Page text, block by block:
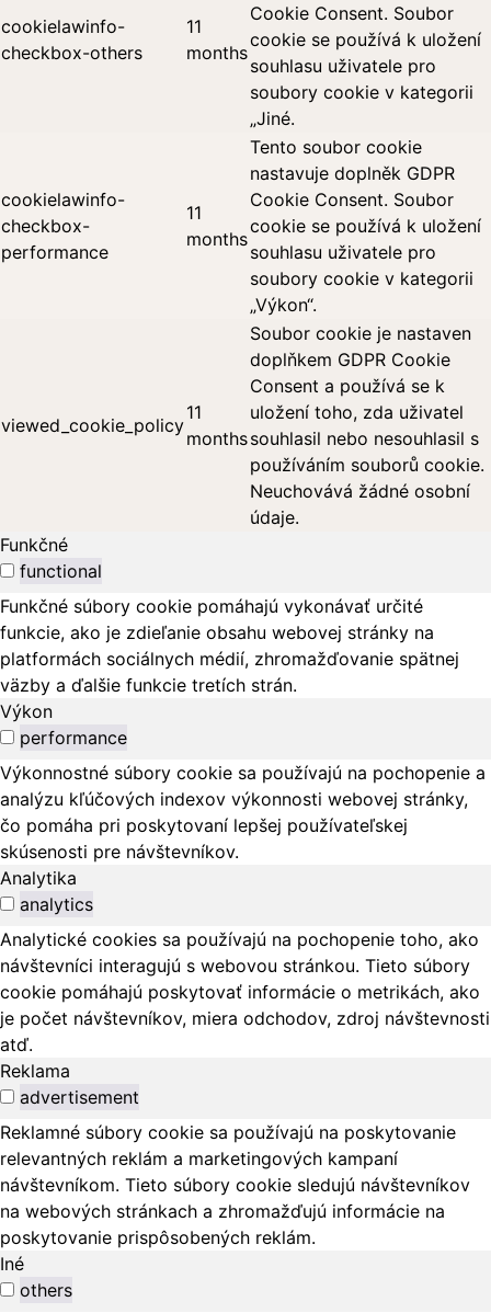
cookielawinfo-
checkbox-others
11
months
Cookie Consent. Soubor
cookie se používá k uložení
souhlasu uživatele pro
soubory cookie v kategorii
„Jiné.
cookielawinfo-
checkbox-
performance
11
months
Tento soubor cookie
nastavuje doplněk GDPR
Cookie Consent. Soubor
cookie se používá k uložení
souhlasu uživatele pro
soubory cookie v kategorii
„Výkon“.
viewed_cookie_policy
11
months
Soubor cookie je nastaven
doplňkem GDPR Cookie
Consent a používá se k
uložení toho, zda uživatel
souhlasil nebo nesouhlasil s
používáním souborů cookie.
Neuchovává žádné osobní
údaje.
Funkčné
functional
Funkčné súbory cookie pomáhajú vykonávať určité
funkcie, ako je zdieľanie obsahu webovej stránky na
platformách sociálnych médií, zhromažďovanie spätnej
väzby a ďalšie funkcie tretích strán.
Výkon
performance
Výkonnostné súbory cookie sa používajú na pochopenie a
analýzu kľúčových indexov výkonnosti webovej stránky,
čo pomáha pri poskytovaní lepšej používateľskej
skúsenosti pre návštevníkov.
Analytika
analytics
Analytické cookies sa používajú na pochopenie toho, ako
návštevníci interagujú s webovou stránkou. Tieto súbory
cookie pomáhajú poskytovať informácie o metrikách, ako
je počet návštevníkov, miera odchodov, zdroj návštevnosti
atď.
Reklama
advertisement
Reklamné súbory cookie sa používajú na poskytovanie
relevantných reklám a marketingových kampaní
návštevníkom. Tieto súbory cookie sledujú návštevníkov
na webových stránkach a zhromažďujú informácie na
poskytovanie prispôsobených reklám.
Iné
others